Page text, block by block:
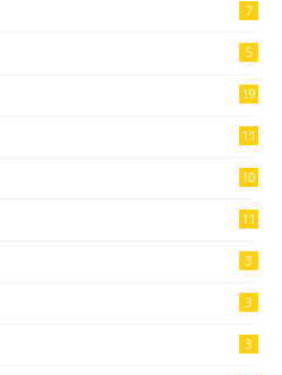
7
5
19
11
10
11
3
3
3